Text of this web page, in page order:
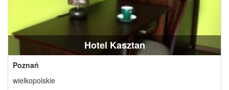
Hotel Kasztan
Poznań
wielkopolskie